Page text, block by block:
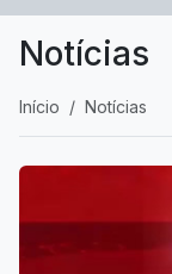
Notícias
Início Notícias